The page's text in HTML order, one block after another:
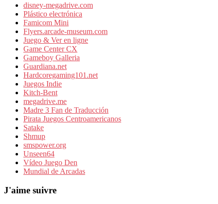
disney-megadrive.com
Plástico electrónica
Famicom Mini
Flyers.arcade-museum.com
Juego & Ver en ligne
Game Center CX
Gameboy Galleria
Guardiana.net
Hardcoregaming101.net
Juegos Indie
Kitch-Bent
megadrive.me
Madre 3 Fan de Traducción
Pirata Juegos Centroamericanos
Satake
Shmup
smspower.org
Unseen64
Vídeo Juego Den
Mundial de Arcadas
J'aime suivre